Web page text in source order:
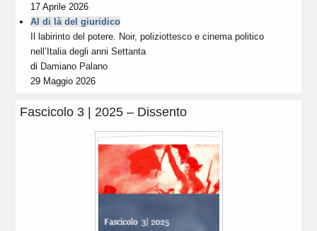
17 Aprile 2026
Al di là del giuridico
Il labirinto del potere. Noir, poliziottesco e cinema politico
nell’Italia degli anni Settanta
di Damiano Palano
29 Maggio 2026
Fascicolo 3 | 2025 – Dissento